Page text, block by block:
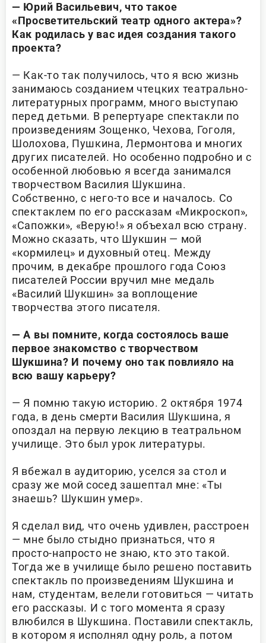
— Юрий Васильевич, что такое
«Просветительский театр одного актера»?
Как родилась у вас идея создания такого
проекта?
— Как-то так получилось, что я всю жизнь
занимаюсь созданием чтецких театрально-
литературных программ, много выступаю
перед детьми. В репертуаре спектакли по
произведениям Зощенко, Чехова, Гоголя,
Шолохова, Пушкина, Лермонтова и многих
других писателей. Но особенно подробно и с
особенной любовью я всегда занимался
творчеством Василия Шукшина.
Собственно, с него-то все и началось. Со
спектаклем по его рассказам «Микроскоп»,
«Сапожки», «Верую!» я объехал всю страну.
Можно сказать, что Шукшин — мой
«кормилец» и духовный отец. Между
прочим, в декабре прошлого года Союз
писателей России вручил мне медаль
«Василий Шукшин» за воплощение
творчества этого писателя.
— А вы помните, когда состоялось ваше
первое знакомство с творчеством
Шукшина? И почему оно так повлияло на
всю вашу карьеру?
— Я помню такую историю. 2 октября 1974
года, в день смерти Василия Шукшина, я
опоздал на первую лекцию в театральном
училище. Это был урок литературы.
Я вбежал в аудиторию, уселся за стол и
сразу же мой сосед зашептал мне: «Ты
знаешь? Шукшин умер».
Я сделал вид, что очень удивлен, расстроен
— мне было стыдно признаться, что я
просто-напросто не знаю, кто это такой.
Тогда же в училище было решено поставить
спектакль по произведениям Шукшина и
нам, студентам, велели готовиться — читать
его рассказы. И с того момента я сразу
влюбился в Шукшина. Поставили спектакль,
в котором я исполнял одну роль, а потом